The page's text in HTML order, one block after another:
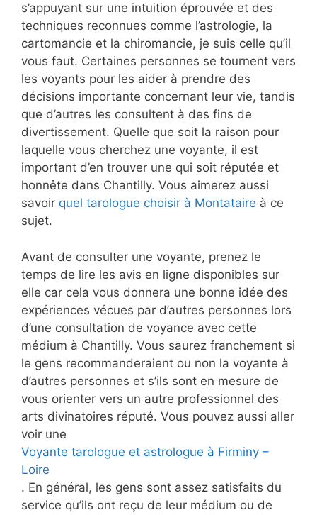
s’appuyant sur une intuition éprouvée et des
techniques reconnues comme l’astrologie, la
cartomancie et la chiromancie, je suis celle qu’il
vous faut. Certaines personnes se tournent vers
les voyants pour les aider à prendre des
décisions importante concernant leur vie, tandis
que d’autres les consultent à des fins de
divertissement. Quelle que soit la raison pour
laquelle vous cherchez une voyante, il est
important d’en trouver une qui soit réputée et
honnête dans Chantilly. Vous aimerez aussi
savoir quel tarologue choisir à Montataire à ce
sujet.
Avant de consulter une voyante, prenez le
temps de lire les avis en ligne disponibles sur
elle car cela vous donnera une bonne idée des
expériences vécues par d’autres personnes lors
d’une consultation de voyance avec cette
médium à Chantilly. Vous saurez franchement si
le gens recommanderaient ou non la voyante à
d’autres personnes et s’ils sont en mesure de
vous orienter vers un autre professionnel des
arts divinatoires réputé. Vous pouvez aussi aller
voir une
Voyante tarologue et astrologue à Firminy –
Loire
. En général, les gens sont assez satisfaits du
service qu’ils ont reçu de leur médium ou de